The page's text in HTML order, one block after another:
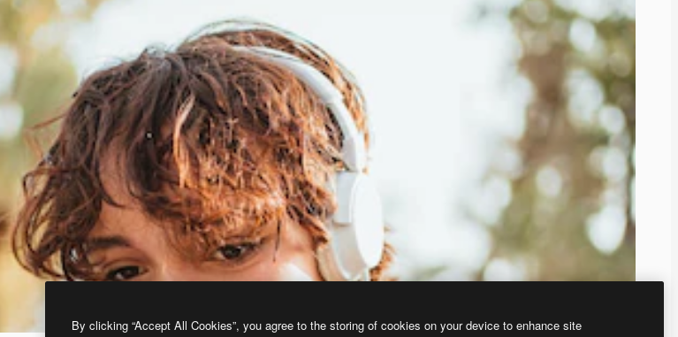
By clicking “Accept All Cookies”, you agree to the storing of cookies on your device to enhance site